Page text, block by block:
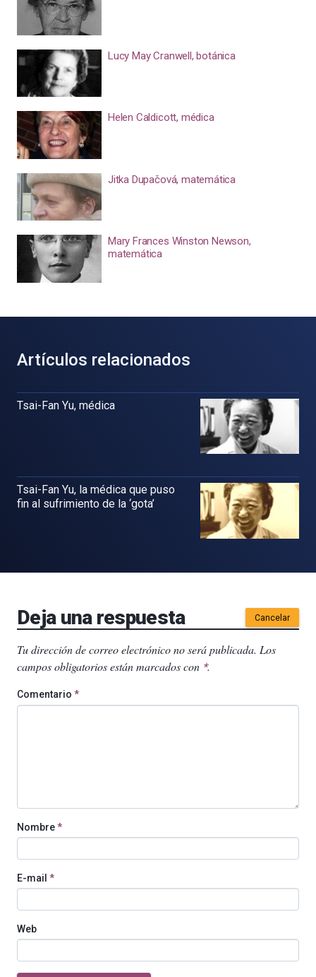
Lucy May Cranwell, botánica
Helen Caldicott, médica
Jitka Dupačová, matemática
Mary Frances Winston Newson,
matemática
Artículos relacionados
Tsai-Fan Yu, médica
Tsai-Fan Yu, la médica que puso
fin al sufrimiento de la ‘gota’
Deja una respuesta Cancelar
Tu dirección de correo electrónico no será publicada. Los
campos obligatorios están marcados con *.
Comentario *
Nombre*
E-mail *
Web